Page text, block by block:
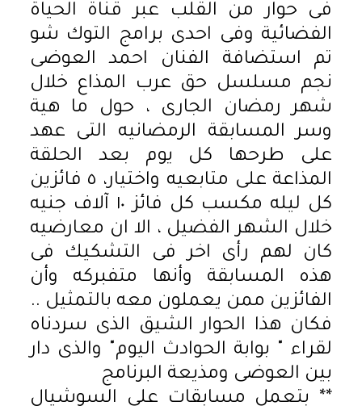
فى حوار من القلب عبر قناة الحياة
الفضائية وفى احدى برامج التوك شو
تم استضافة الفنان احمد العوضى
نجم مسلسل حق عرب المذاع خلال
شهر رمضان الجارى ، حول ما هية
وسر المسابقة الرمضانيه التى عهد
على طرحها كل يوم بعد الحلقة
المذاعة على متابعيه واختيار، ٥ فائزين
كل ليله مكسب كل فائز ١٠ آلاف جنيه
خلال الشهر الفضيل ، الا ان معارضيه
كان لهم رأى اخر فى التشكيك فى
هذه المسابقة وأنها متفبركه وأن
الفائزين ممن يعملون معه بالتمثيل ..
فكان هذا الحوار الشيق الذى سردناه
لقراء " بوابة الحوادث اليوم" والذى دار
بين العوضى ومذيعة البرنامج
** بتعمل مسابقات على السوشيال